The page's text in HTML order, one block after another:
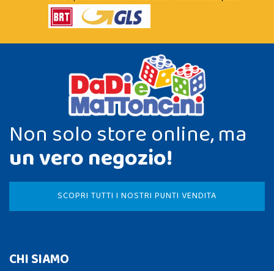
Non solo store online, ma
un vero negozio!
SCOPRI TUTTI I NOSTRI PUNTI VENDITA
CHI SIAMO